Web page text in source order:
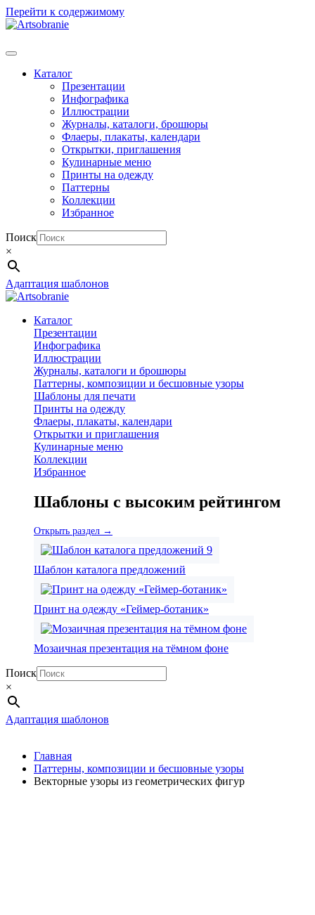
Перейти к содержимому
Каталог
Презентации
Инфографика
Иллюстрации
Журналы, каталоги, брошюры
Флаеры, плакаты, календари
Открытки, приглашения
Кулинарные меню
Принты на одежду
Паттерны
Коллекции
Избранное
Поиск
×
Адаптация шаблонов
Каталог
Презентации
Инфографика
Иллюстрации
Журналы, каталоги и брошюры
Паттерны, композиции и бесшовные узоры
Шаблоны для печати
Принты на одежду
Флаеры, плакаты, календари
Открытки и приглашения
Кулинарные меню
Коллекции
Избранное
Шаблоны с высоким рейтингом
Открыть раздел →
Шаблон каталога предложений
Принт на одежду «Геймер-ботаник»
Мозаичная презентация на тёмном фоне
Поиск
×
Адаптация шаблонов
Главная
Паттерны, композиции и бесшовные узоры
Векторные узоры из геометрических фигур